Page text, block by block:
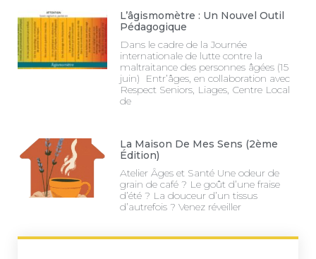
L’âgismomètre : Un Nouvel Outil
Pédagogique
Dans le cadre de la Journée
internationale de lutte contre la
maltraitance des personnes âgées (15
juin) Entr’âges, en collaboration avec
Respect Seniors, Liages, Centre Local
de
La Maison De Mes Sens (2ème
Édition)
Atelier Âges et Santé Une odeur de
grain de café ? Le goût d’une fraise
d’été ? La douceur d’un tissus
d’autrefois ? Venez réveiller